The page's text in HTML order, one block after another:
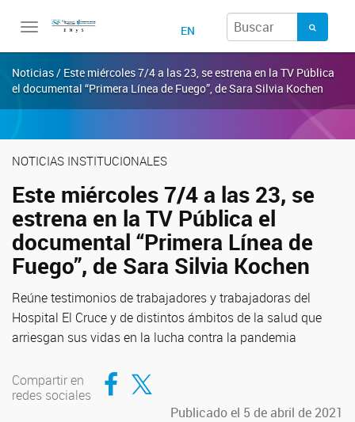
Toggle
EN
Noticias / Este miércoles 7/4 a las 23, se estrena en la TV Pública
el documental “Primera Línea de Fuego”, de Sara Silvia Kochen
NOTICIAS INSTITUCIONALES
Este miércoles 7/4 a las 23, se
estrena en la TV Pública el
documental “Primera Línea de
Fuego”, de Sara Silvia Kochen
Reúne testimonios de trabajadores y trabajadoras del
Hospital El Cruce y de distintos ámbitos de la salud que
arriesgan sus vidas en la lucha contra la pandemia
Compartir en
redes sociales
Compartir en Facebook
Compartir en Twitter
Publicado el 5 de abril de 2021